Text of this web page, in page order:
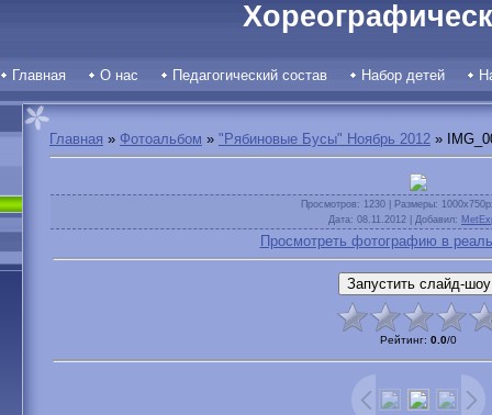
Главная О нас Педагогический состав Набор детей
Главная » Фотоальбом » "Рябиновые Бусы" Ноябрь 2012 »
Просмотров: 1230 | Размеры:
Дата: 08.11.2012 | Добавил:
Просмотреть фотографию в
Рейтинг: 0.0/0